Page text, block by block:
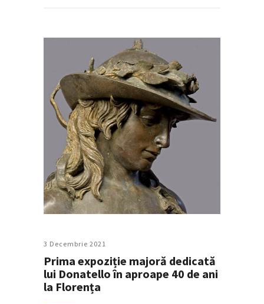
3 Decembrie 2021
Prima expoziție majoră dedicată
lui Donatello în aproape 40 de ani
la Florența